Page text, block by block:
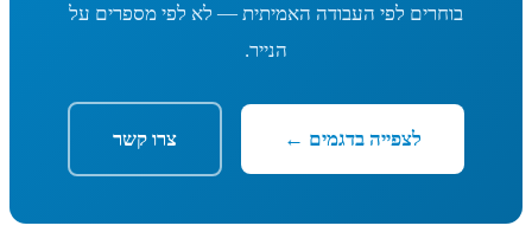
בוחרים לפי העבודה האמיתית — לא לפי מספרים על
הנייר.
לצפייה בדגמים ← צרו קשר